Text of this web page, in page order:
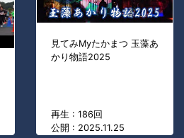
見てみMyたかまつ 玉藻あ
かり物語2025
再生 : 186回
公開 : 2025.11.25